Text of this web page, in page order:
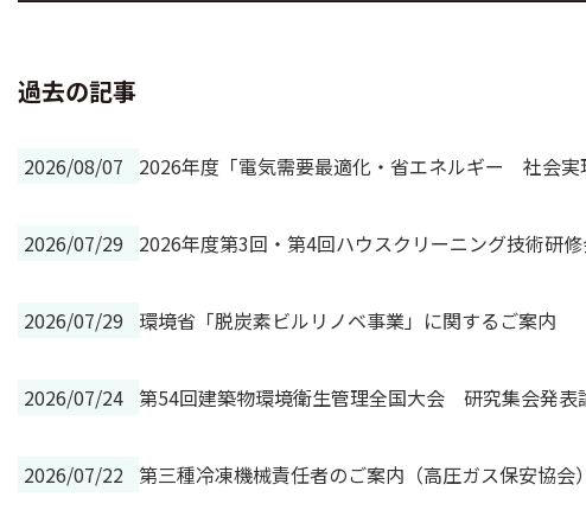
過去の記事
2026/08/07 2026年度「電気需要最適化・省エネルギー 社会実
2026/07/29 2026年度第3回・第4回ハウスクリーニング技術研
2026/07/29 環境省「脱炭素ビルリノベ事業」に関するご案内
2026/07/24 第54回建築物環境衛生管理全国大会 研究集会発表
2026/07/22 第三種冷凍機械責任者のご案内（高圧ガス保安協会）